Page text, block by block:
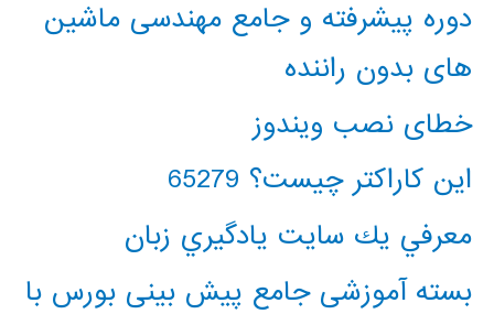
دوره پیشرفته و جامع مهندسی ماشین
های بدون راننده
خطای نصب ویندوز
این کاراکتر چیست؟ 65279
معرفي يك سايت يادگيري زبان
بسته آموزشی جامع پیش بینی بورس با